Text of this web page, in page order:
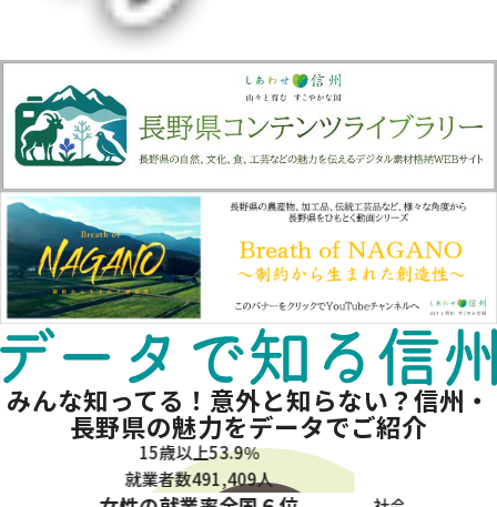
みんな知ってる！意外と知らない？信州・
長野県の魅力をデータでご紹介
1,839か所
体育施設数全国３位